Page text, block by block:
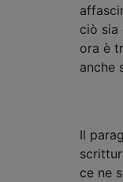
ciò sia
ora è
anche
Il
ce ne